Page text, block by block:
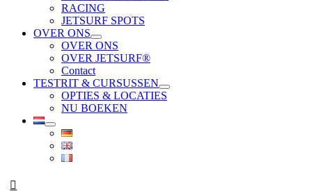
RACING
JETSURF SPOTS
OVER ONS
OVER ONS
OVER JETSURF®
Contact
TESTRIT & CURSUSSEN
OPTIES & LOCATIES
NU BOEKEN